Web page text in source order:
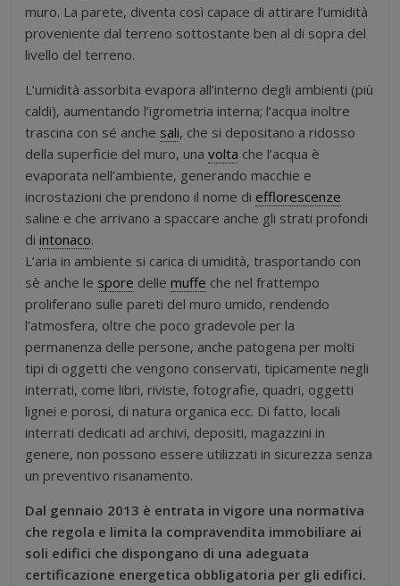
muro. La parete, diventa così capace di attirare l’umidità
proveniente dal terreno sottostante ben al di sopra del
livello del terreno.
L’umidità assorbita evapora all’interno degli ambienti (più
caldi), aumentando l’igrometria interna; l’acqua inoltre
trascina con sé anche sali, che si depositano a ridosso
della superficie del muro, unavolta che l’acqua è
evaporata nell’ambiente, generando macchie e
incrostazioni che prendono il nome di efflorescenze
saline e che arrivano a spaccare anche gli strati profondi
diintonaco.
L’aria in ambiente si carica di umidità, trasportando con
sè anche le spore dellemuffe che nel frattempo
proliferano sulle pareti del muro umido, rendendo
l’atmosfera, oltre che poco gradevole per la
permanenza delle persone, anche patogena per molti
tipi di oggetti che vengono conservati, tipicamente negli
interrati, come libri, riviste, fotografie, quadri, oggetti
lignei e porosi, di natura organica ecc. Di fatto, locali
interrati dedicati ad archivi, depositi, magazzini in
genere, non possono essere utilizzati in sicurezza senza
un preventivo risanamento.
Dal gennaio 2013 è entrata in vigore una normativa
che regola e limita la compravendita immobiliare ai
soli edifici che dispongano di una adeguata
certificazione energetica obbligatoria per gli edifici.